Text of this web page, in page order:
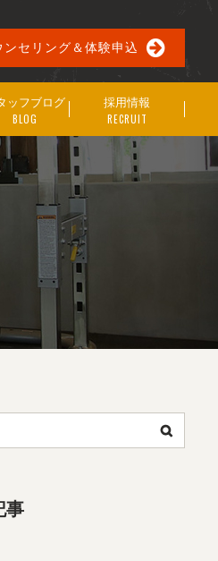
ンセリング＆体験申込
ッフブログ
BLOG
採用情報
RECRUIT
事